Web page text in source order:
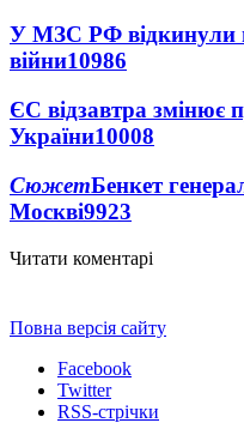
У МЗС РФ відкинули
війни10986
ЄС відзавтра змінює
України10008
СюжетБенкет
Москві9923
Читати коментарі
Повна версія сайту
Facebook
Twitter
RSS-стрічки